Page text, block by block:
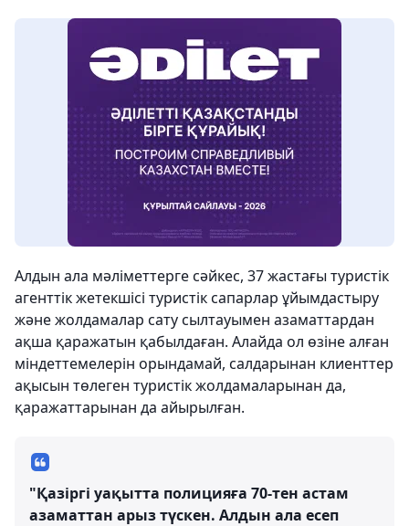
Алдын ала мәліметтерге сәйкес, 37 жастағы туристік
агенттік жетекшісі туристік сапарлар ұйымдастыру
және жолдамалар сату сылтауымен азаматтардан
ақша қаражатын қабылдаған. Алайда ол өзіне алған
міндеттемелерін орындамай, салдарынан клиенттер
ақысын төлеген туристік жолдамаларынан да,
қаражаттарынан да айырылған.
"Қазіргі уақытта полицияға 70-тен астам
азаматтан арыз түскен. Алдын ала есеп